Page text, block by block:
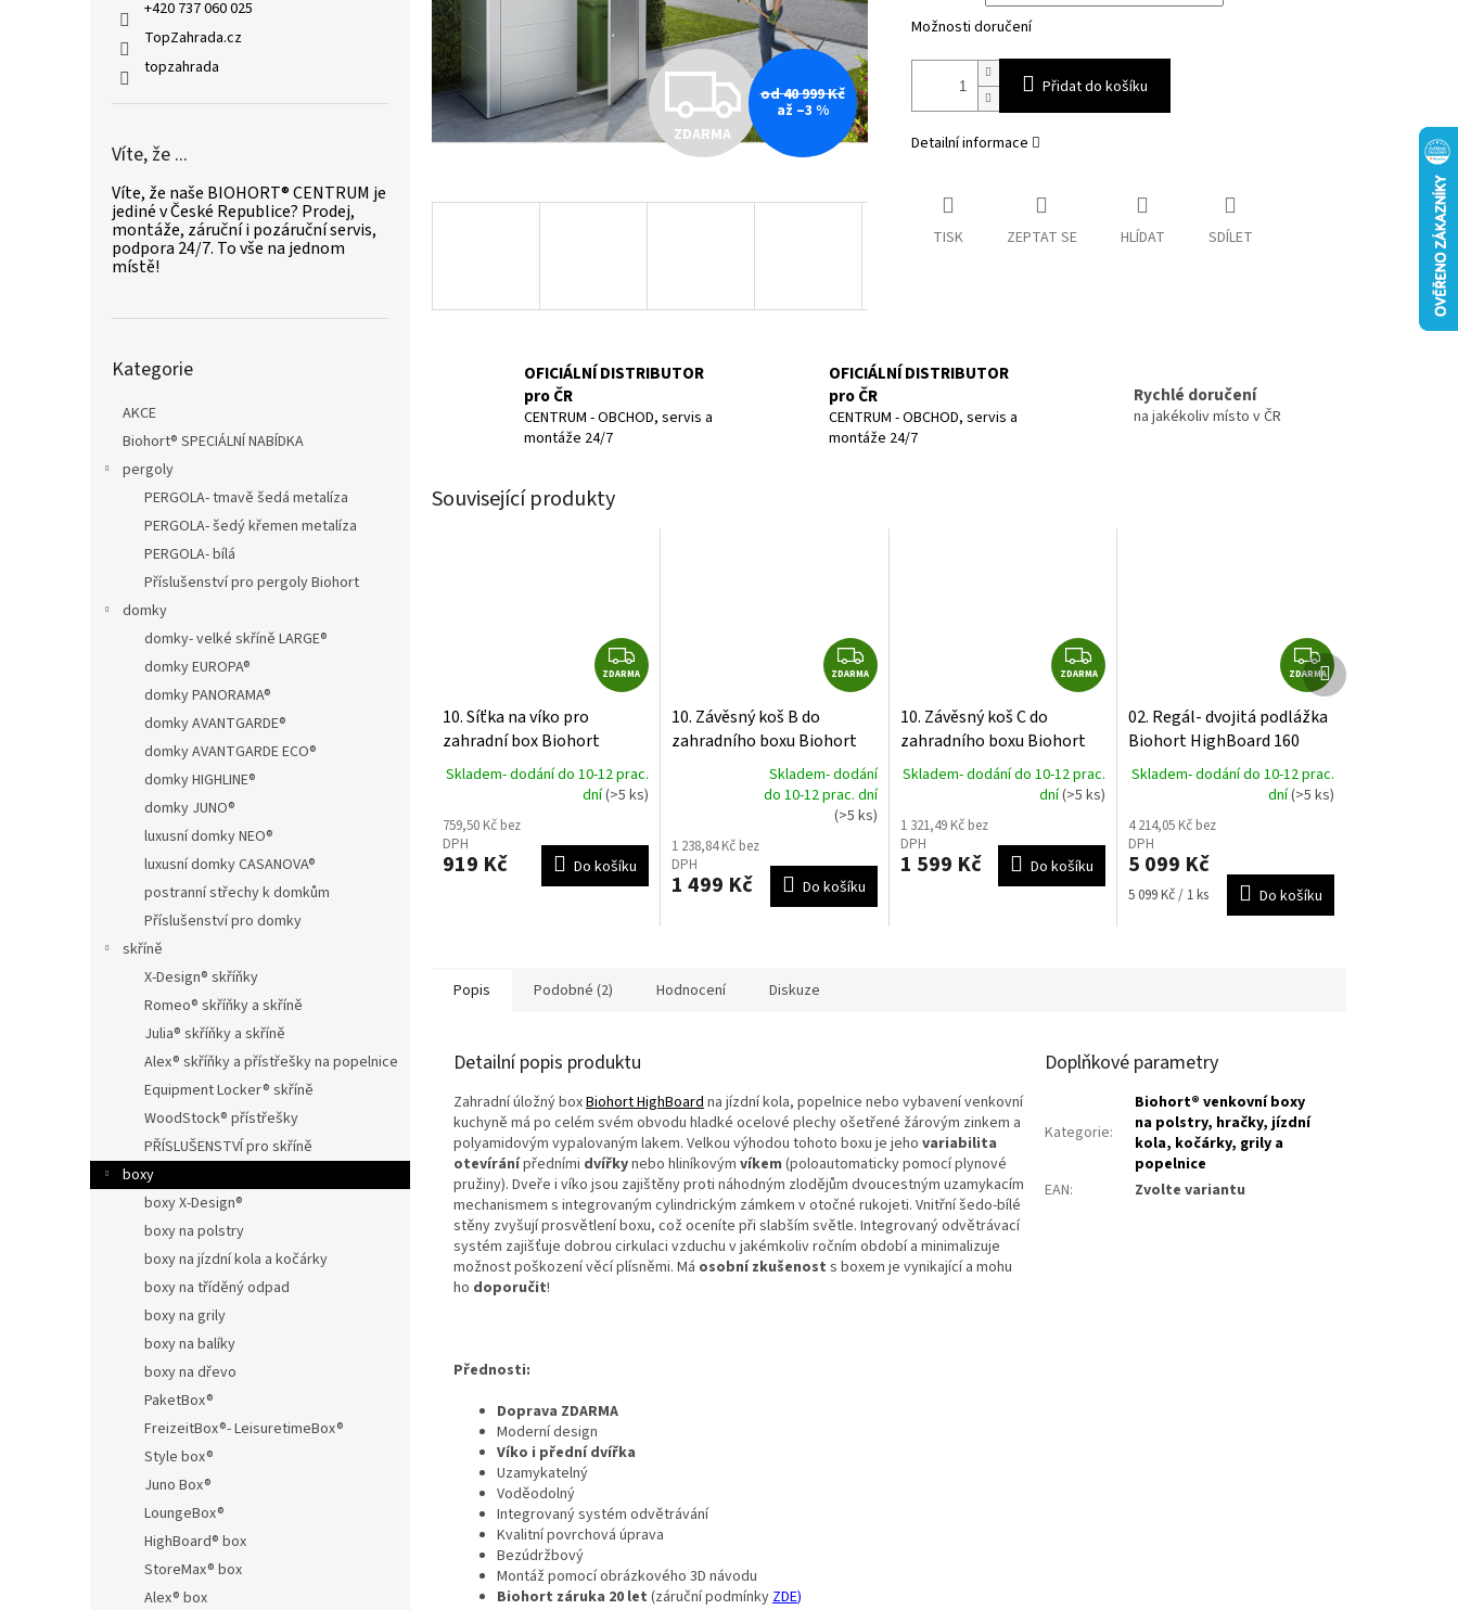
+420 737 060 025
TopZahrada.cz
topzahrada
Víte, že ...
Víte, že naše BIOHORT® CENTRUM je
jediné v České Republice? Prodej,
montáže, záruční i pozáruční servis,
podpora 24/7. To vše na jednom
místě!
kategorie
Kategorie
AKCE
Biohort® SPECIÁLNÍ NABÍDKA
pergoly
PERGOLA- tmavě šedá metalíza
PERGOLA- šedý křemen metalíza
PERGOLA- bílá
Příslušenství pro pergoly Biohort
domky
domky- velké skříně LARGE®
domky EUROPA®
domky PANORAMA®
domky AVANTGARDE®
domky AVANTGARDE ECO®
domky HIGHLINE®
domky JUNO®
luxusní domky NEO®
luxusní domky CASANOVA®
postranní střechy k domkům
Příslušenství pro domky
skříně
X-Design® skříňky
Romeo® skříňky a skříně
Julia® skříňky a skříně
Alex® skříňky a přístřešky na popelnice
Equipment Locker® skříně
WoodStock® přístřešky
PŘÍSLUŠENSTVÍ pro skříně
boxy
boxy X-Design®
boxy na polstry
boxy na jízdní kola a kočárky
boxy na tříděný odpad
boxy na grily
boxy na balíky
boxy na dřevo
PaketBox®
FreizeitBox®- LeisuretimeBox®
Style box®
Juno Box®
LoungeBox®
HighBoard® box
StoreMax® box
Alex® box
Z
D
R
ZDARMA
od 40 999 Kč
až –3 %
Možnosti doručení
Přidat do košíku
Detailní informace
TISK ZEPTAT SE HLÍDAT SDÍLET
OFICIÁLNÍ DISTRIBUTOR
pro ČR
CENTRUM - OBCHOD, servis a
montáže 24/7
OFICIÁLNÍ DISTRIBUTOR
pro ČR
CENTRUM - OBCHOD, servis a
montáže 24/7
Rychlé doručení
na jakékoliv místo v ČR
Související produkty
Z
D
A
ZDARMA
10. Síťka na víko pro
zahradní box Biohort
Skladem- dodání do 10-12 prac.
dní(>5 ks)
759,50 Kč bez
DPH
919 Kč Do košíku
Z
D
A
ZDARMA
10. Závěsný koš B do
zahradního boxu Biohort
FreizeitBox, LoungeBox,
produktu
je
5,0
Skladem- dodání
do 10-12 prac. dní
(>5 ks)
1 238,84 Kč bez
DPH
1 499 Kč Do košíku
Z
D
A
ZDARMA
10. Závěsný koš C do
zahradního boxu Biohort
FreizeitBox, LoungeBox,
HighBoard, StyleBox
Skladem- dodání do 10-12 prac.
dní(>5 ks)
1 321,49 Kč bez
DPH
1 599 Kč Do košíku
Z
D
A
A
ZDARMA
02. Regál- dvojitá podlážka
Biohort HighBoard 160
Skladem- dodání do 10-12 prac.
dní(>5 ks)
4 214,05 Kč bez
DPH
5 099 Kč
Měrná
5 099 Kč / 1 ks Do košíku
Další
produkt
Popis Podobné (2) Hodnocení Diskuze
Detailní popis produktu
Zahradní úložný boxBiohort HighBoard na jízdní kola, popelnice nebo vybavení venkovní
kuchyně má po celém svém obvodu hladké ocelové plechy ošetřené žárovým zinkem a
polyamidovým vypalovaným lakem. Velkou výhodou tohoto boxu je jeho variabilita
otevíránípředními dvířkynebo hliníkovým víkem (poloautomaticky pomocí plynové
pružiny). Dveře i víko jsou zajištěny proti náhodným zlodějům dvoucestným uzamykacím
mechanismem s integrovaným cylindrickým zámkem v otočné rukojeti. Vnitřní šedo-bílé
stěny zvyšují prosvětlení boxu, což oceníte při slabším světle. Integrovaný odvětrávací
systém zajišťuje dobrou cirkulaci vzduchu v jakémkoliv ročním období a minimalizuje
možnost poškození věcí plísněmi. Má osobní zkušenost s boxem je vynikající a mohu
ho doporučit!
Přednosti:
Doprava ZDARMA
Moderní design
Víko i přední dvířka
Uzamykatelný
Voděodolný
Integrovaný systém odvětrávání
Kvalitní povrchová úprava
Bezúdržbový
Montáž pomocí obrázkového 3D návodu
Biohort záruka 20 let (záruční podmínky ZDE)
Doplňkové parametry
Kategorie:
Biohort® venkovní boxy
na polstry, hračky, jízdní
kola, kočárky, grily a
popelnice
EAN: Zvolte variantu